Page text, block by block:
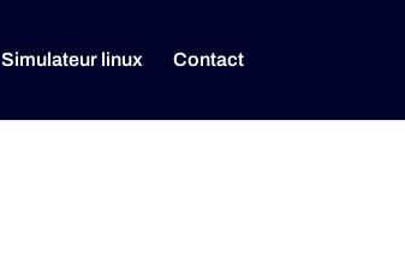
Simulateur linux Contact